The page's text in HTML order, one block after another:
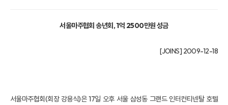
서울마주협회 송년회, 1억 2500만원 성금
[JOINS] 2009-12-18
서울마주협회(회장 강용식)은 17일 오후 서울 삼성동 그랜드 인터컨티넨탈 호텔